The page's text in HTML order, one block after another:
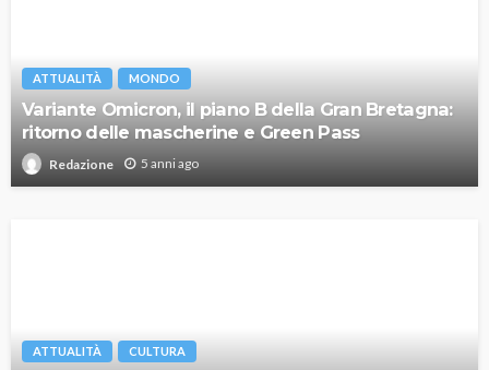
ATTUALITÀ MONDO
Variante Omicron, il piano B della Gran Bretagna:
ritorno delle mascherine e Green Pass
Redazione 5 anni ago
ATTUALITÀ CULTURA